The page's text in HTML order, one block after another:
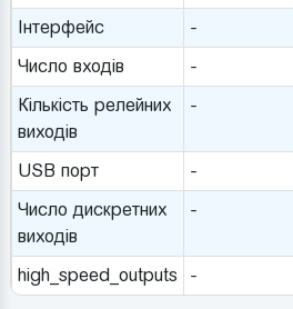
Інтерфейс
-
Число входів
-
Кількість релейних
виходів
-
USB порт -
Число дискретних
виходів
-
high_speed_outputs -